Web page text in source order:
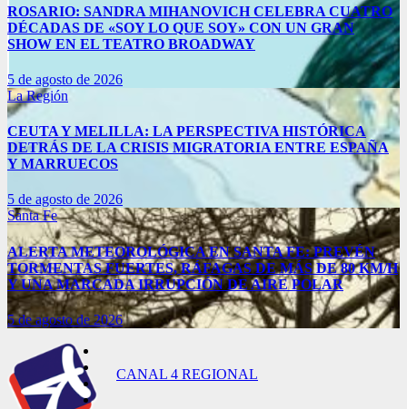
ROSARIO: SANDRA MIHANOVICH CELEBRA CUATRO
DÉCADAS DE «SOY LO QUE SOY» CON UN GRAN
SHOW EN EL TEATRO BROADWAY
5 de agosto de 2026
La Región
CEUTA Y MELILLA: LA PERSPECTIVA HISTÓRICA
DETRÁS DE LA CRISIS MIGRATORIA ENTRE ESPAÑA
Y MARRUECOS
5 de agosto de 2026
Santa Fe
ALERTA METEOROLÓGICA EN SANTA FE: PREVÉN
TORMENTAS FUERTES, RÁFAGAS DE MÁS DE 80 KM/H
Y UNA MARCADA IRRUPCIÓN DE AIRE POLAR
5 de agosto de 2026
CANAL 4 REGIONAL